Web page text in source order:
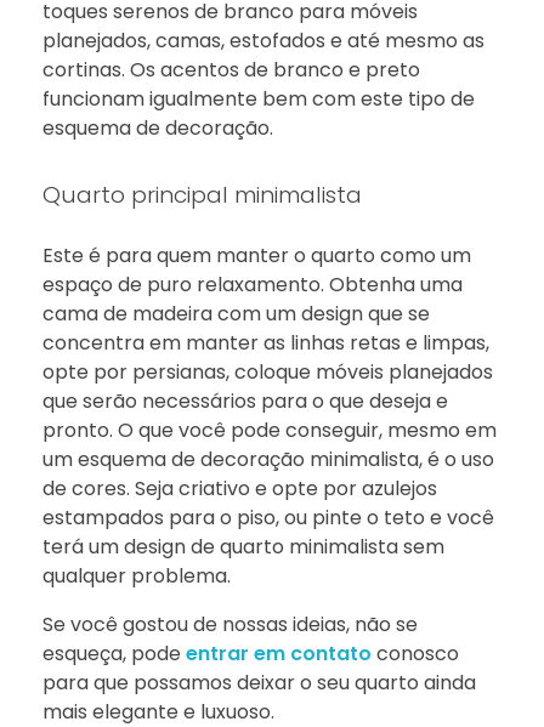
toques serenos de branco para móveis
planejados, camas, estofados e até mesmo as
cortinas. Os acentos de branco e preto
funcionam igualmente bem com este tipo de
esquema de decoração.
Quarto principal minimalista
Este é para quem manter o quarto como um
espaço de puro relaxamento. Obtenha uma
cama de madeira com um design que se
concentra em manter as linhas retas e limpas,
opte por persianas, coloque móveis planejados
que serão necessários para o que deseja e
pronto. O que você pode conseguir, mesmo em
um esquema de decoração minimalista, é o uso
de cores. Seja criativo e opte por azulejos
estampados para o piso, ou pinte o teto e você
terá um design de quarto minimalista sem
qualquer problema.
Se você gostou de nossas ideias, não se
esqueça, pode entrar em contato conosco
para que possamos deixar o seu quarto ainda
mais elegante e luxuoso.